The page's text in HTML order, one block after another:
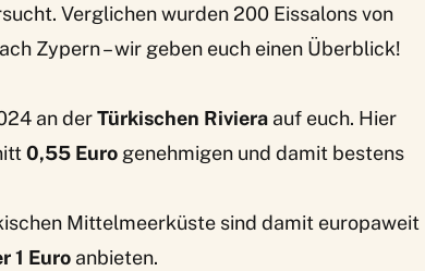
Verglichen wurden 200 Eissalons von
Zypern – wir geben euch einen Überblick!
an derTürkischen Riviera auf euch. Hier
0,55 Euro genehmigen und damit bestens
Mittelmeerküste sind damit europaweit
1 Euro anbieten.